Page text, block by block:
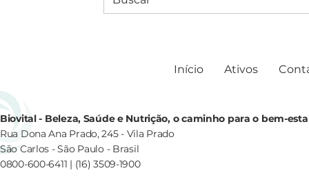
Biovital - Beleza, Saúde e Nutrição, o caminho para o bem-
Rua Dona Ana Prado, 245 - Vila Prado
São Carlos - São Paulo - Brasil
0800-600-6411 | (16) 3509-1900
Início Ativos